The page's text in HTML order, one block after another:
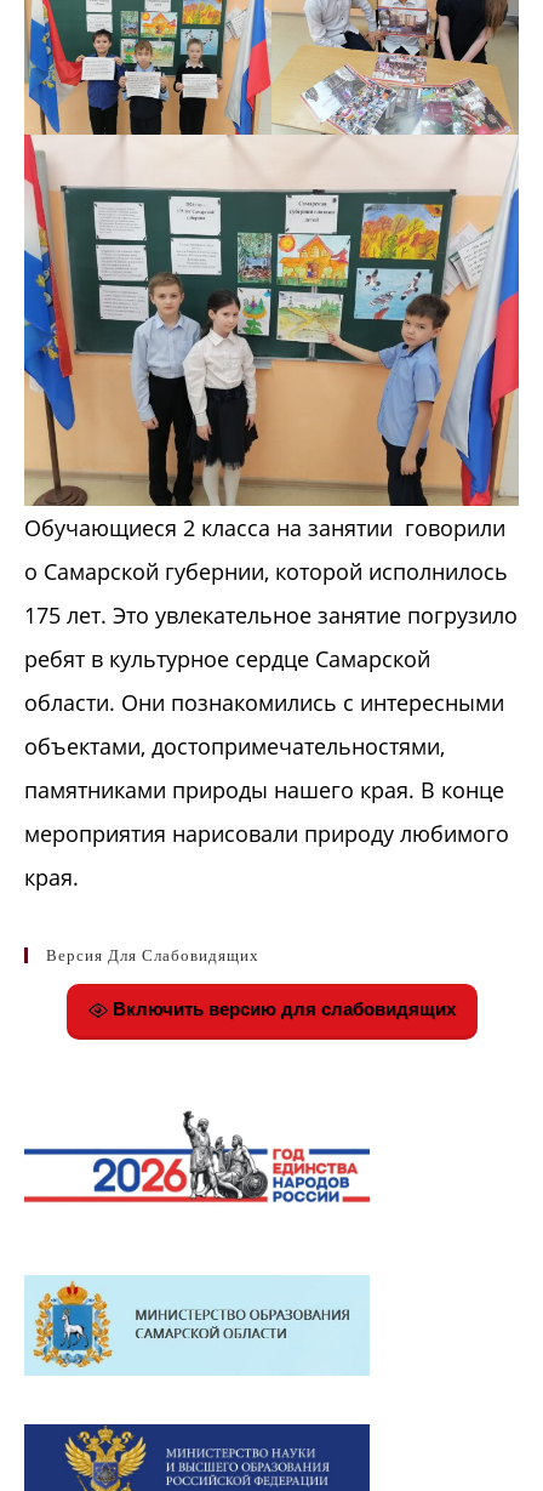
Обучающиеся 2 класса на занятии говорили
о Самарской губернии, которой исполнилось
175 лет. Это увлекательное занятие погрузило
ребят в культурное сердце Самарской
области. Они познакомились с интересными
объектами, достопримечательностями,
памятниками природы нашего края. В конце
мероприятия нарисовали природу любимого
края.
Версия Для Слабовидящих
Включить версию для слабовидящих